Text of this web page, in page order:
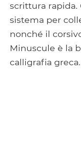
scrittura
sistema per
nonché il
Minuscule è la
calligrafia greca.